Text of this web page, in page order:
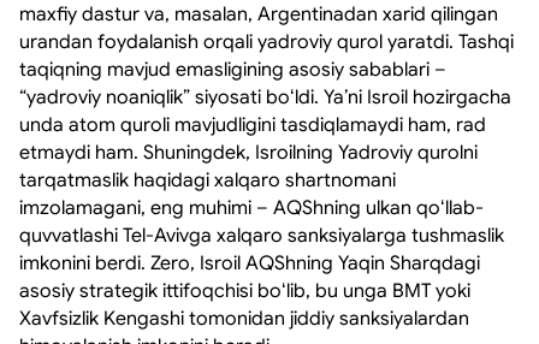
maxfiy dastur va, masalan, Argentinadan xarid qilingan
urandan foydalanish orqali yadroviy qurol yaratdi. Tashqi
taqiqning mavjud emasligining asosiy sabablari –
“yadroviy noaniqlik” siyosati boʻldi. Yaʼni Isroil hozirgacha
unda atom quroli mavjudligini tasdiqlamaydi ham, rad
etmaydi ham. Shuningdek, Isroilning Yadroviy qurolni
tarqatmaslik haqidagi xalqaro shartnomani
imzolamagani, eng muhimi – AQShning ulkan qoʻllab-
quvvatlashi Tel-Avivga xalqaro sanksiyalarga tushmaslik
imkonini berdi. Zero, Isroil AQShning Yaqin Sharqdagi
asosiy strategik ittifoqchisi boʻlib, bu unga BMT yoki
Xavfsizlik Kengashi tomonidan jiddiy sanksiyalardan